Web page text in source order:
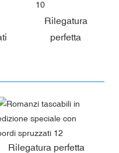
Rilegatura
perfetta
Rilegatura perfetta